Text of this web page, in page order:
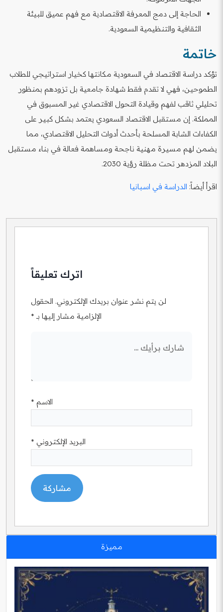
الحاجة إلى دمج المعرفة الاقتصادية مع فهم عميق للبيئة
الثقافية والتنظيمية السعودية.
خاتمة
تؤكد دراسة الاقتصاد في السعودية مكانتها كخيار استراتيجي للطلاب
الطموحين، فهي لا تقدم فقط شهادة جامعية بل تزودهم بمنظور
تحليلي ثاقب لفهم وقيادة التحول الاقتصادي غير المسبوق في
المملكة. إن مستقبل الاقتصاد السعودي يعتمد بشكل كبير على
الكفاءات الشابة المسلحة بأحدث أدوات التحليل الاقتصادي، مما
يضمن لهم مسيرة مهنية ناجحة ومساهمة فعالة في بناء مستقبل
البلاد المزدهر تحت مظلة رؤية 2030.
اقرأ أيضاً: الدراسة في اسبانيا
اترك تعليقاً
لن يتم نشر عنوان بريدك الإلكتروني. الحقول
الإلزامية مشار إليها بـ *
الاسم *
البريد الإلكتروني *
مميزة